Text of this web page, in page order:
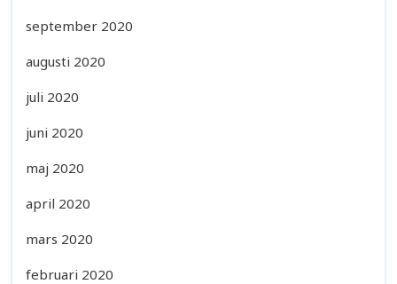
september 2020
augusti 2020
juli 2020
juni 2020
maj 2020
april 2020
mars 2020
februari 2020